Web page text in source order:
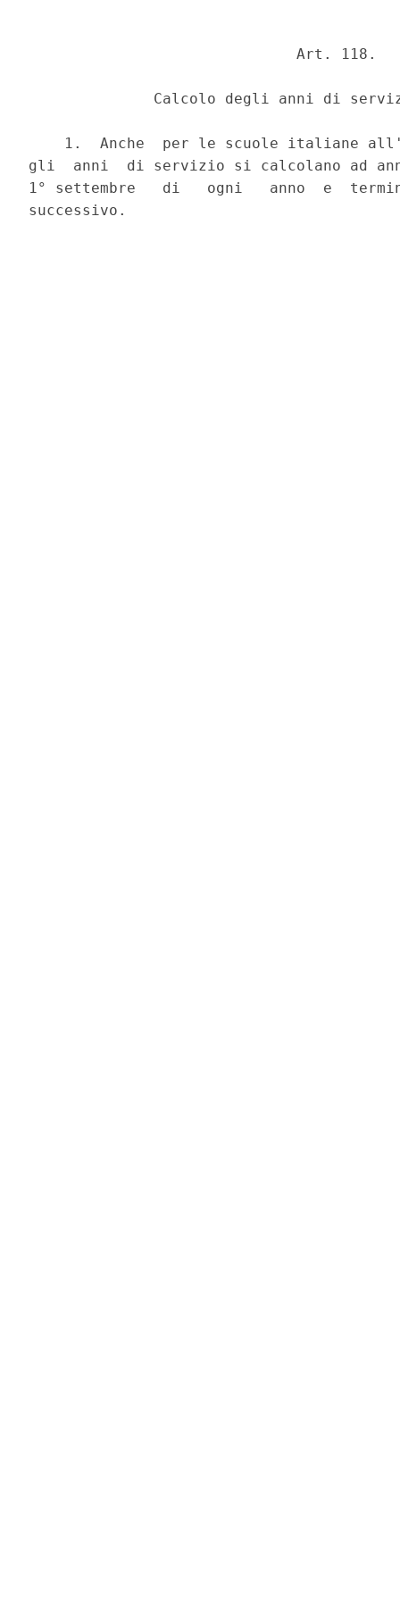
                              Art. 118.
Calcolo degli anni di
1.  Anche  per le scuole italiane
gli  anni  di servizio si calcolano ad
1° settembre   di   ogni   anno  e